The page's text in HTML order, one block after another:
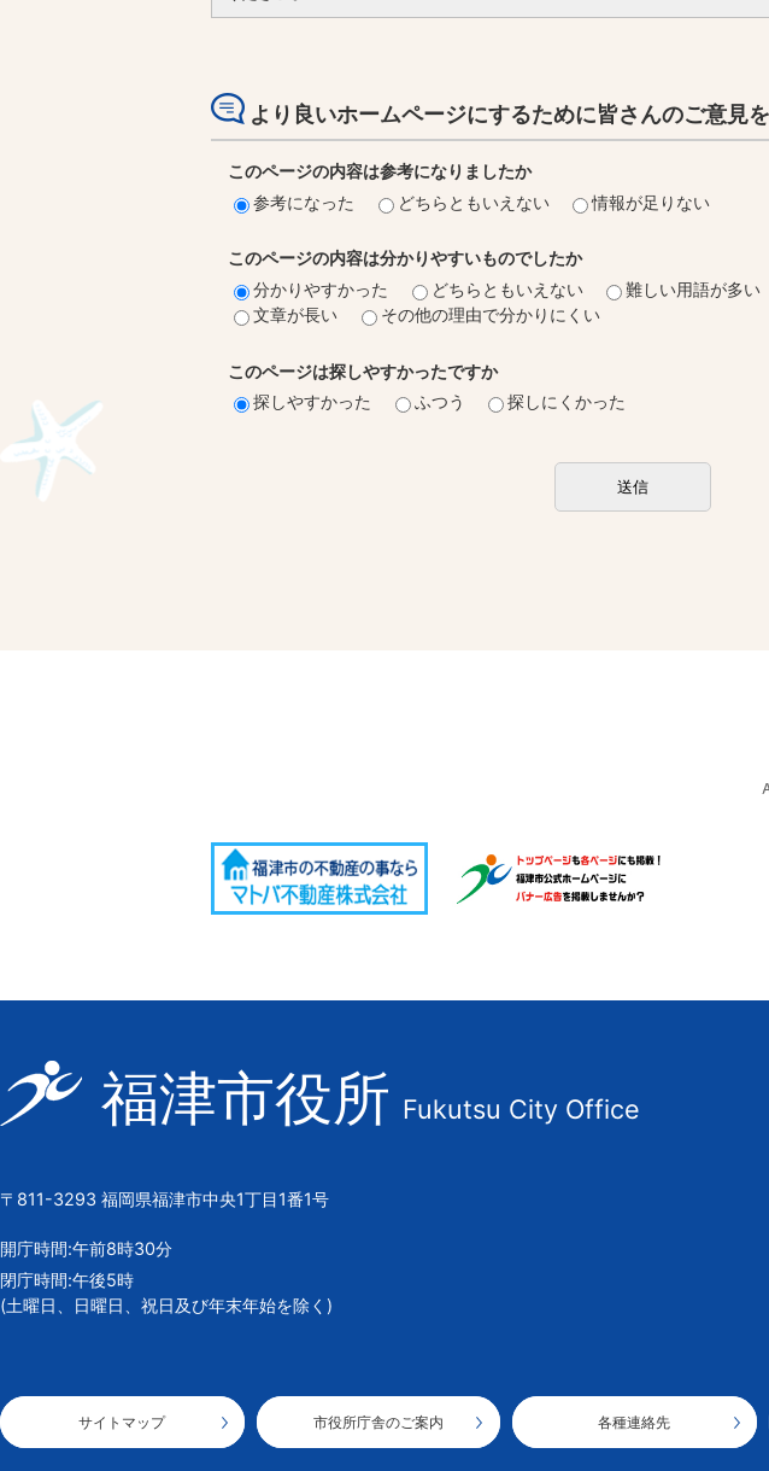
より良いホームページにするために皆さんのご意見
このページの内容は参考になりましたか
参考になった
どちらともいえない 情報が足りない
このページの内容は分かりやすいものでしたか
分かりやすかった
どちらともいえない
難しい用語が多い
文章が長い
その他の理由で分かりにくい
このページは探しやすかったですか
探しやすかった
ふつう 探しにくかった
福
津
市
章
福津市役所 Fukutsu City Office
〒811-3293 福岡県福津市中央1丁目1番1号
開庁時間:午前8時30分
閉庁時間:午後5時
(土曜日、日曜日、祝日及び年末年始を除く)
サイトマップ 市役所庁舎のご案内 各種連絡先